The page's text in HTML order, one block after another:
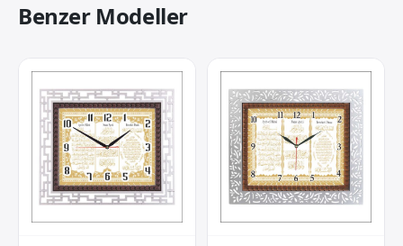
Benzer Modeller